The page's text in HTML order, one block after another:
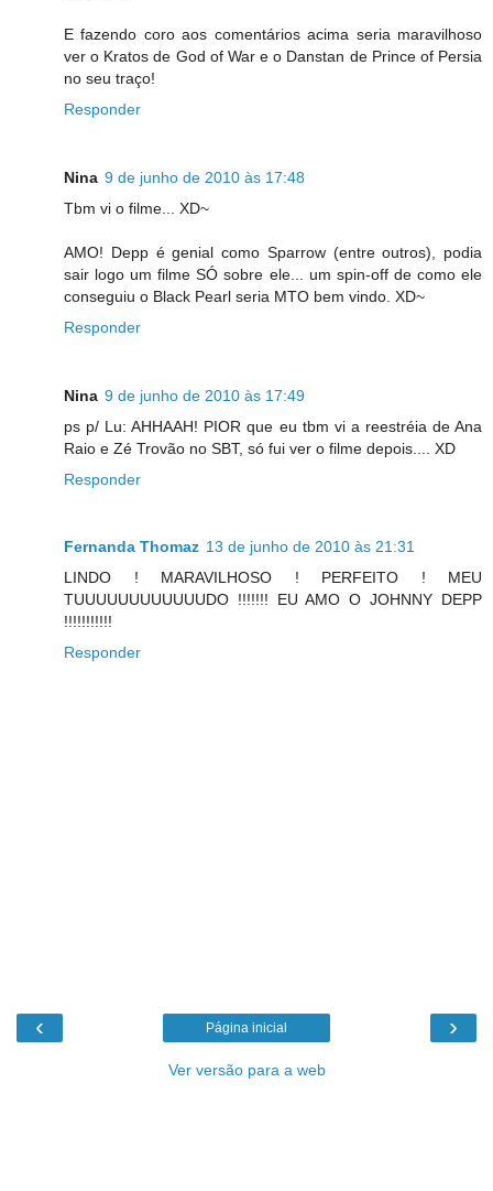
E fazendo coro aos comentários acima seria maravilhoso
ver o Kratos de God of War e o Danstan de Prince of Persia
no seu traço!
Responder
Nina 9 de junho de 2010 às 17:48
Tbm vi o filme... XD~
AMO! Depp é genial como Sparrow (entre outros), podia
sair logo um filme SÓ sobre ele... um spin-off de como ele
conseguiu o Black Pearl seria MTO bem vindo. XD~
Responder
Nina 9 de junho de 2010 às 17:49
ps p/ Lu: AHHAAH! PIOR que eu tbm vi a reestréia de Ana
Raio e Zé Trovão no SBT, só fui ver o filme depois.... XD
Responder
Fernanda Thomaz 13 de junho de 2010 às 21:31
LINDO ! MARAVILHOSO ! PERFEITO ! MEU
TUUUUUUUUUUUUDO !!!!!!! EU AMO O JOHNNY DEPP
!!!!!!!!!!!
Responder
‹ ›
Página inicial
Ver versão para a web